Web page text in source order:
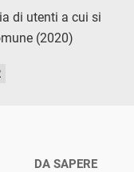
di utenti a cui si
(2020)
DA SAPERE